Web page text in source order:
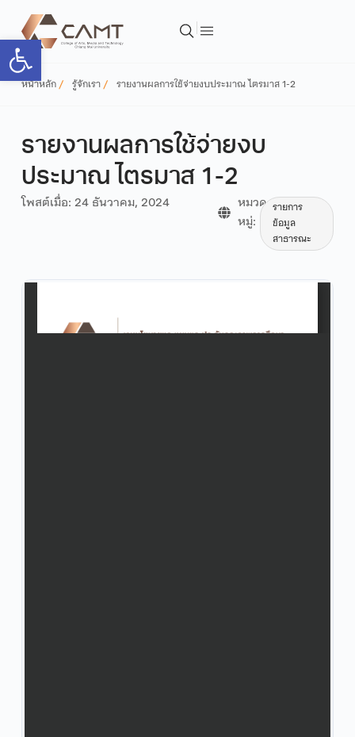
Open toolbar
หน้าหลัก รู้จักเรา รายงานผลการใช้จ่ายงบประมาณ ไตรมาส 1-2
รายงานผลการใช้จ่ายงบ
ประมาณ ไตรมาส 1-2
โพสต์เมื่อ: 24 ธันวาคม, 2024
หมวด
หมู่:
รายการ
ข้อมูล
สาธารณะ